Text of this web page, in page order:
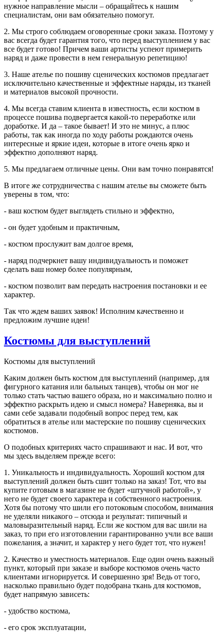
нужное направление мысли – обращайтесь к нашим
специалистам, они вам обязательно помогут.
2. Мы строго соблюдаем оговоренные сроки заказа. Поэтому у
вас всегда будет гарантия того, что перед выступлением у вас
все будет готово! Причем ваши артисты успеют примерить
наряд и даже провести в нем генеральную репетицию!
3. Наше ателье по пошиву сценических костюмов предлагает
исключительно качественные и эффектные наряды, из тканей
и материалов высокой прочности.
4. Мы всегда ставим клиента в известность, если костюм в
процессе пошива подвергается какой-то переработке или
доработке. И да – такое бывает! И это не минус, а плюс
работы, так как иногда по ходу работы рождаются очень
интересные и яркие идеи, которые в итоге очень ярко и
эффектно дополняют наряд.
5. Мы предлагаем отличные цены. Они вам точно понравятся!
В итоге же сотрудничества с нашим ателье вы сможете быть
уверены в том, что:
- ваш костюм будет выглядеть стильно и эффектно,
- он будет удобным и практичным,
- костюм прослужит вам долгое время,
- наряд подчеркнет вашу индивидуальность и поможет
сделать ваш номер более популярным,
- костюм позволит вам передать настроения постановки и ее
характер.
Так что ждем ваших заявок! Исполним качественно и
предложим лучшие идеи!
Костюмы для выступлений
Костюмы для выступлений
Каким должен быть костюм для выступлений (например, для
фигурного катания или бальных танцев), чтобы он мог не
только стать частью вашего образа, но и максимально полно и
эффектно раскрыть идею и смысл номера? Наверняка, вы и
сами себе задавали подобный вопрос перед тем, как
обратиться в ателье или мастерские по пошиву сценических
костюмов.
О подобных критериях часто спрашивают и нас. И вот, что
мы здесь выделяем прежде всего:
1. Уникальность и индивидуальность. Хороший костюм для
выступлений должен быть сшит только на заказ! Тот, что вы
купите готовым в магазине не будет «штучной работой», у
него не будет своего характера и собственного настроения.
Хотя бы потому что шили его потоковым способом, внимания
не уделяли никакого – отсюда и результат: типичный и
маловыразительный наряд. Если же костюм для вас шили на
заказ, то при его изготовлении гарантированно учли все ваши
пожелания, а значит, и характер у него будет тот, что нужен!
2. Качество и уместность материалов. Еще один очень важный
пункт, который при заказе и выборе костюмов очень часто
клиентами игнорируется. И совершенно зря! Ведь от того,
насколько правильно будет подобрана ткань для костюмов,
будет напрямую зависеть:
- удобство костюма,
- его срок эксплуатации,